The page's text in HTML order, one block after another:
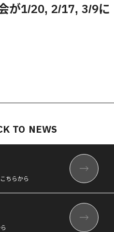
が1/20, 2/17, 3/9に
TO NEWS
ちらから